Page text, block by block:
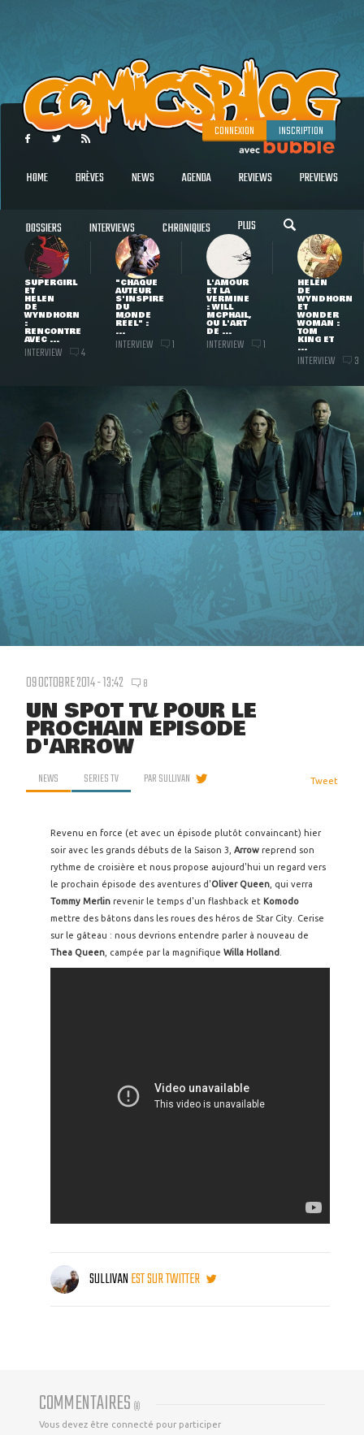
CONNEXION INSCRIPTION
HOME BRÈVES NEWS AGENDA REVIEWS PREVIEWS
DOSSIERS INTERVIEWS CHRONIQUES PLUS
SUPERGIRL
ET
HELEN
DE
WYNDHORN
:
RENCONTRE
AVEC ...
INTERVIEW 4
"CHAQUE
AUTEUR
S'INSPIRE
DU
MONDE
RÉEL" :
...
INTERVIEW 1
L'AMOUR
ET LA
VERMINE
: WILL
MCPHAIL,
OU L'ART
DE ...
INTERVIEW 1
HELEN
DE
WYNDHORN
ET
WONDER
WOMAN :
TOM
KING ET
...
INTERVIEW 3
09 OCTOBRE 2014 - 13:42 8
UN SPOT TV POUR LE
PROCHAIN ÉPISODE
D'ARROW
NEWS SERIES TV PARSULLIVAN Tweet
Revenu en force (et avec un épisode plutôt convaincant) hier
soir avec les grands débuts de la Saison 3, Arrow reprend son
rythme de croisière et nous propose aujourd'hui un regard vers
le prochain épisode des aventures d'Oliver Queen , qui verra
Tommy Merlin revenir le temps d'un flashback et Komodo
mettre des bâtons dans les roues des héros de Star City. Cerise
sur le gâteau : nous devrions entendre parler à nouveau de
Thea Queen , campée par la magnifique Willa Holland
SULLIVANEST SUR TWITTER
COMMENTAIRES (8)
Vous devez être connecté pour participer